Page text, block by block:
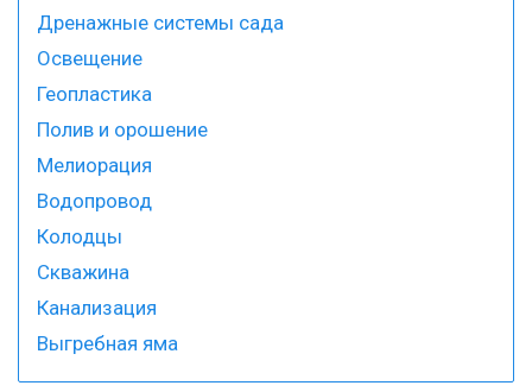
Дренажные системы сада
Освещение
Геопластика
Полив и орошение
Мелиорация
Водопровод
Колодцы
Скважина
Канализация
Выгребная яма